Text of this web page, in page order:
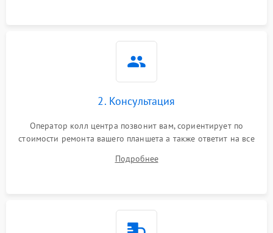
Питание и аккумулятор
2. Консультация
Оператор колл центра позвонит вам, сориентирует по
стоимости ремонта вашего планшета а также ответит на все
Подробнее